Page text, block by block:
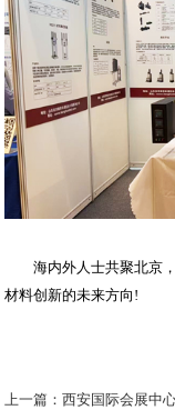
海内外人士共聚北京，
材料创新的未来方向!
上一篇： 西安国际会展中